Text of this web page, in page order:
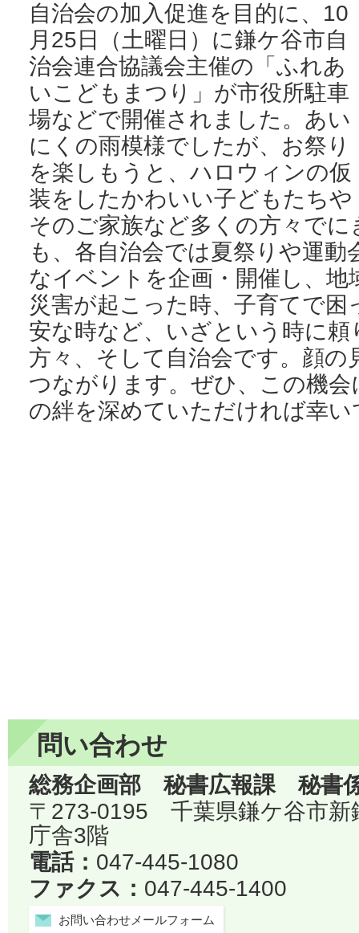
自治会の加入促進を目的に、10
月25日（土曜日）に鎌ケ谷市自
治会連合協議会主催の「ふれあ
いこどもまつり」が市役所駐車
場などで開催されました。あい
にくの雨模様でしたが、お祭り
を楽しもうと、ハロウィンの仮
装をしたかわいい子どもたちや
そのご家族など多くの方々で
も、各自治会では夏祭りや運
なイベントを企画・開催し、
災害が起こった時、子育てで
安な時など、いざという時に
方々、そして自治会です。顔の
つながります。ぜひ、この機
の絆を深めていただければ幸い
問い合わせ
総務企画部 秘書広報課 秘書
〒273-0195 千葉県鎌ケ谷市
庁舎3階
電話： 047-445-1080
ファクス： 047-445-1400
お問い合わせメールフォーム